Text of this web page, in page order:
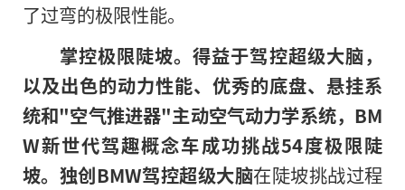
了过弯的极限性能。
掌控极限陡坡。得益于驾控超级大脑，
以及出色的动力性能、优秀的底盘、悬挂系
统和"空气推进器"主动空气动力学系统， BM
W新世代驾趣概念车成功挑战54度极限陡
坡。独创BMW驾控超级大脑在陡坡挑战过程